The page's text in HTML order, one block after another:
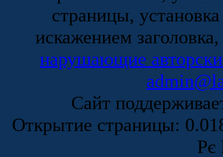
страницы,
искажением
нарушающие
Сайт
Открытие страницы:
Рє